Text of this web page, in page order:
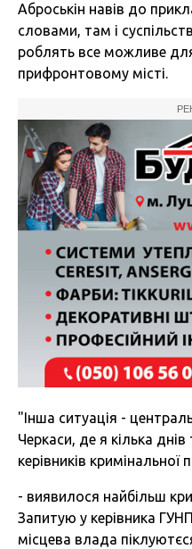
Аброськін навів до
словами, там і
роблять все можливе
прифронтовому місті.
"Інша ситуація -
Черкаси, де я кілька
керівників кримінальної
- виявилося найбільш
Запитую у керівника
місцева влада